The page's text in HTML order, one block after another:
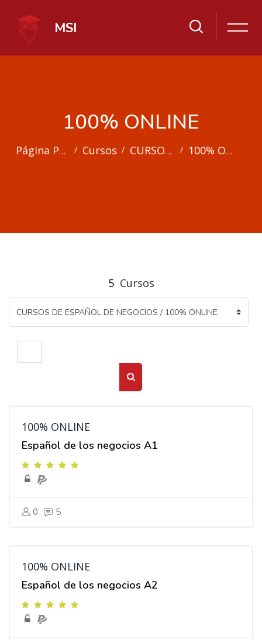
MSI
100% ONLINE
Página Principal Cursos CURSOS DE ESPAÑOL DE NEGOCIOS 100% ONLINE
5 Cursos
100% ONLINE
Español de los negocios A1
0 5
100% ONLINE
Español de los negocios A2